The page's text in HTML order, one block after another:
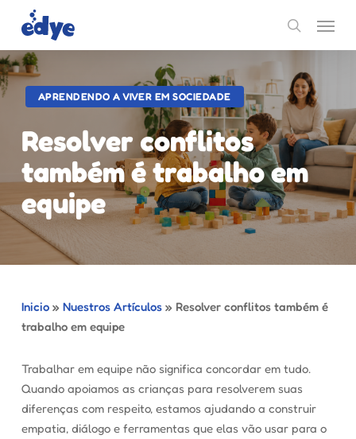
main
content
search
Menu
APRENDENDO A VIVER EM SOCIEDADE
Resolver conflitos
também é trabalho em
equipe
Inicio» Nuestros Artículos» Resolver conflitos também é
trabalho em equipe
Trabalhar em equipe não significa concordar em tudo.
Quando apoiamos as crianças para resolverem suas
diferenças com respeito, estamos ajudando a construir
empatia, diálogo e ferramentas que elas vão usar para o